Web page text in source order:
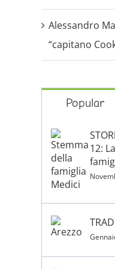
Alessandro
“capitano
Popular
12: